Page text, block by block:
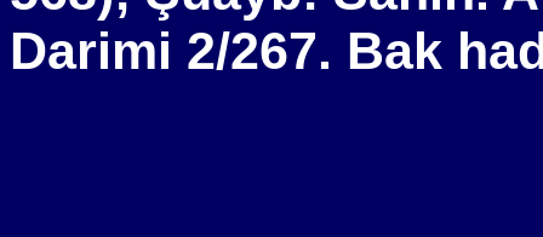
Darimi 2/267. Bak